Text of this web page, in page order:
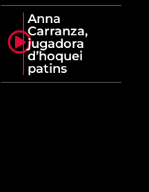
Anna
Carranza,
jugadora
d’hoquei
patins